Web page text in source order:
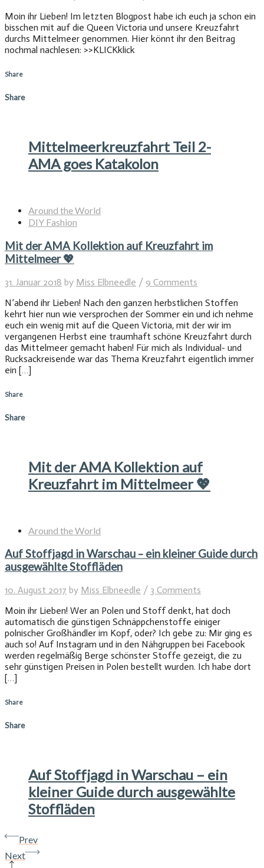
Moin ihr Lieben! Im letzten Blogpost habe ich euch ja schon ein
bisschen mit auf die Queen Victoria und unsere Kreuzfahrt
durchs Mittelmeer genommen. Hier könnt ihr den Beitrag
nochmal nachlesen: >>KLICKklick
Share
Share
Mittelmeerkreuzfahrt Teil 2-
AMA goes Katakolon
Around the World
DIY Fashion
Mit der AMA Kollektion auf Kreuzfahrt im
Mittelmeer 💖
31. Januar 2018 by Miss Elbneedle / 9 Comments
N’abend ihr Lieben! Nach den ganzen herbstlichen Stoffen
kehrt hier nun wie versprochen der Sommer ein und ich nehme
euch ein wenig mit auf die Queen Victoria, mit der wir im
vergangenen Herbst eine traumhaft schöne Kreuzfahrt durch
das Mittelmeer gemacht haben! Für mich als Individual- und
Rucksackreisende war das Thema Kreuzfahrt eigentlich immer
ein […]
Share
Share
Mit der AMA Kollektion auf
Kreuzfahrt im Mittelmeer 💖
Around the World
Auf Stoffjagd in Warschau – ein kleiner Guide durch
ausgewählte Stoffläden
10. August 2017 by Miss Elbneedle / 3 Comments
Moin ihr Lieben! Wer an Polen und Stoff denkt, hat doch
automatisch die günstigen Schnäppchenstoffe einiger
polnischer Großhändler im Kopf, oder? Ich gebe zu: Mir ging es
auch so! Auf Instagram und in den Nähgruppen bei Facebook
werden regelmäßig Berge schönster Stoffe gezeigt, die zu
sehr günstigen Preisen in Polen bestellt wurden. Ich habe dort
[…]
Share
Share
Auf Stoffjagd in Warschau – ein
kleiner Guide durch ausgewählte
Stoffläden
Prev
Next